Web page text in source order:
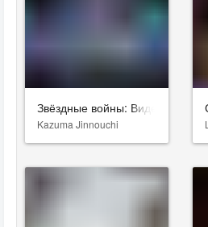
Звёздные войны: Видения.
Kazuma Jinnouchi